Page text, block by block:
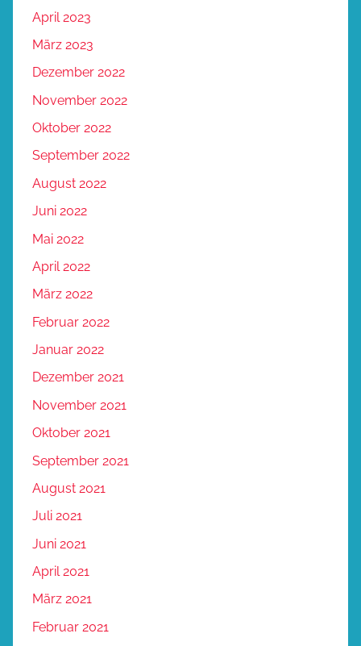
April 2023
März 2023
Dezember 2022
November 2022
Oktober 2022
September 2022
August 2022
Juni 2022
Mai 2022
April 2022
März 2022
Februar 2022
Januar 2022
Dezember 2021
November 2021
Oktober 2021
September 2021
August 2021
Juli 2021
Juni 2021
April 2021
März 2021
Februar 2021